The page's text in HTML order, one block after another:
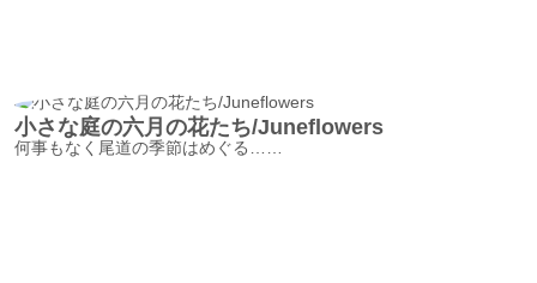
小さな庭の六月の花たち/Juneflowers
何事もなく尾道の季節はめぐる……